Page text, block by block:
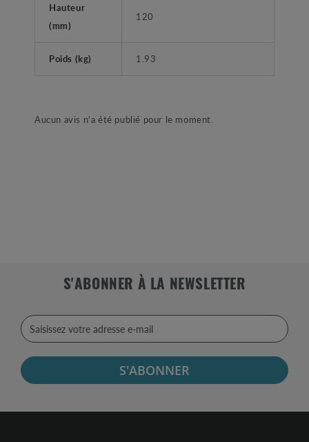
Hauteur
(mm)
120
Poids (kg) 1.93
Aucun avis n'a été publié pour le moment.
S'ABONNER À LA NEWSLETTER
S'ABONNER